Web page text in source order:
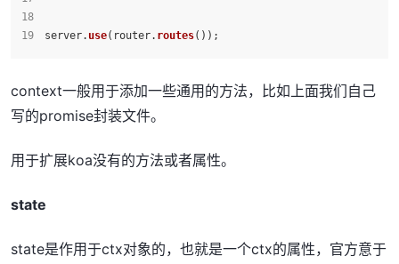
server. use(router. routes());
context一般用于添加一些通用的方法，比如上面我们自己
写的promise封装文件。
用于扩展koa没有的方法或者属性。
state
state是作用于ctx对象的，也就是一个ctx的属性，官方意于